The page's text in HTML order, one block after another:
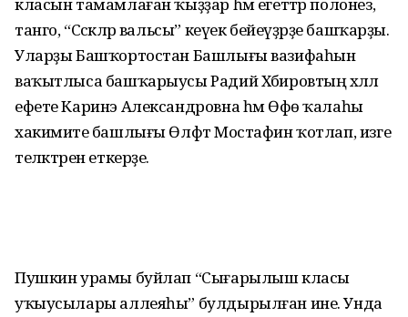
танго, “Сәскәләр вальсы” кеүек бейеүҙәрҙе башҡарҙы.
Уларҙы Башҡортостан Башлығы вазифаһын
ваҡытлыса башҡарыусы Радий Хәбировтың хәләл
ефете Каринэ Александровна һәм Өфө ҡалаһы
хакимиәте башлығы Өлфәт Мостафин ҡотлап, изге
теләктәрен еткерҙе.
Пушкин урамы буйлап “Сығарылыш класы
уҡыусылары аллеяһы” булдырылған ине. Унда